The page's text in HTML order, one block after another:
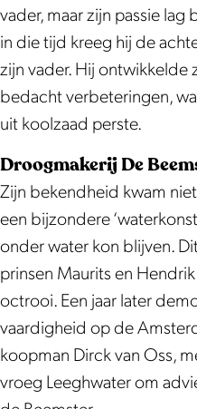
vader, maar zijn passie
in die tijd kreeg hij de
zijn vader. Hij ontwikkelde
bedacht verbeteringen,
uit koolzaad perste.
Droogmakerij De
Zijn bekendheid kwam
een bijzondere
onder water kon blijven.
prinsen Maurits en
octrooi. Een jaar later
vaardigheid op de
koopman Dirck van Oss,
vroeg Leeghwater om